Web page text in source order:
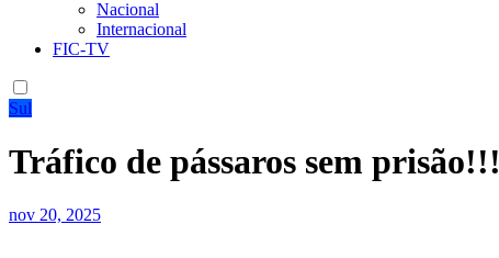
Nacional
Internacional
FIC-TV
Sul
Tráfico de pássaros sem prisão!!!
nov 20, 2025